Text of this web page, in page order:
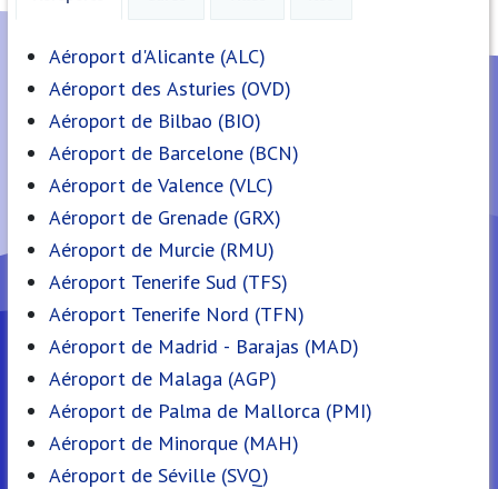
Aéroport d'Alicante (ALC)
Aéroport des Asturies (OVD)
Aéroport de Bilbao (BIO)
Aéroport de Barcelone (BCN)
Aéroport de Valence (VLC)
Aéroport de Grenade (GRX)
Aéroport de Murcie (RMU)
Aéroport Tenerife Sud (TFS)
Aéroport Tenerife Nord (TFN)
Aéroport de Madrid - Barajas (MAD)
Aéroport de Malaga (AGP)
Aéroport de Palma de Mallorca (PMI)
Aéroport de Minorque (MAH)
Aéroport de Séville (SVQ)